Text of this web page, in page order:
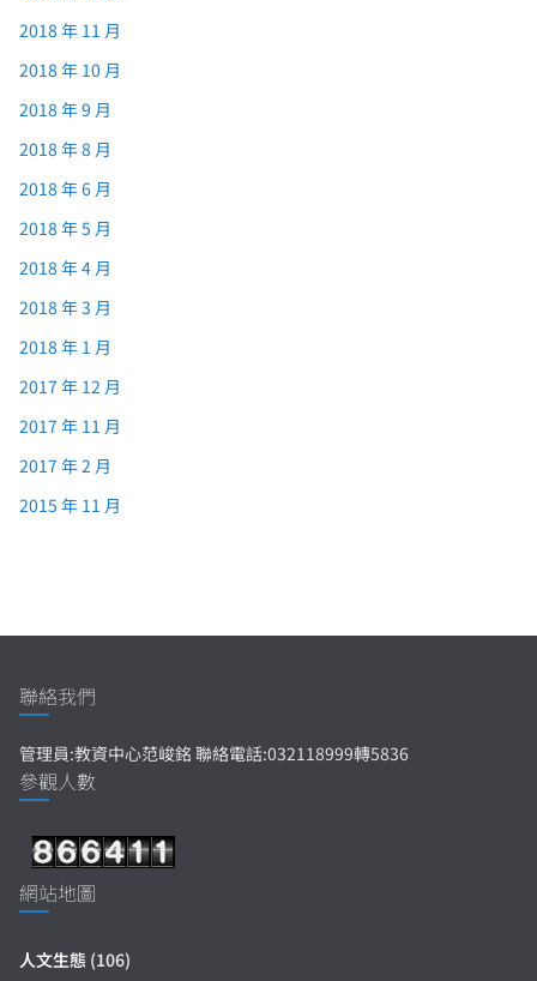
2018 年 11 月
2018 年 10 月
2018 年 9 月
2018 年 8 月
2018 年 6 月
2018 年 5 月
2018 年 4 月
2018 年 3 月
2018 年 1 月
2017 年 12 月
2017 年 11 月
2017 年 2 月
2015 年 11 月
聯絡我們
管理員:教資中心范峻銘 聯絡電話:032118999轉5836
參觀人數
網站地圖
人文生態 (106)